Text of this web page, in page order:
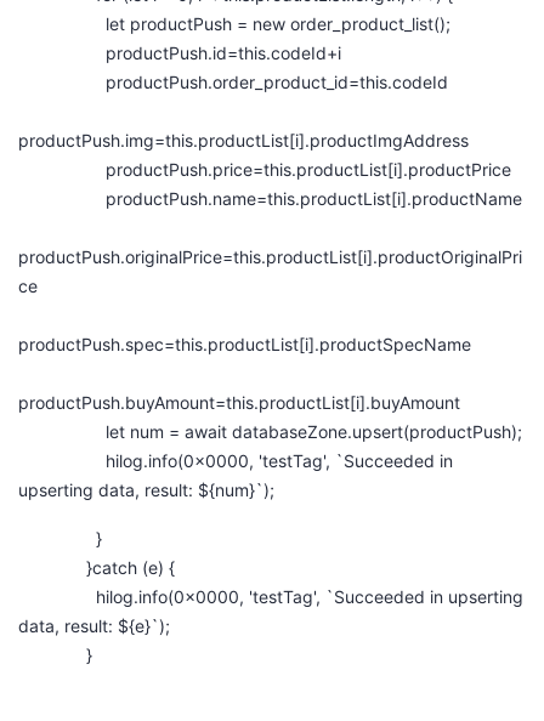
let productPush = new order_product_list();
productPush.id=this.codeId+i
productPush.order_product_id=this.codeId
productPush.img=this.productList[i].productImgAddress
productPush.price=this.productList[i].productPrice
productPush.name=this.productList[i].productName
productPush.originalPrice=this.productList[i].productOriginalPri
ce
productPush.spec=this.productList[i].productSpecName
productPush.buyAmount=this.productList[i].buyAmount
let num = await databaseZone.upsert(productPush);
hilog.info(0x0000, 'testTag', `Succeeded in
upserting data, result: ${num}`);
}
}catch (e) {
hilog.info(0x0000, 'testTag', `Succeeded in upserting
data, result: ${e}`);
}